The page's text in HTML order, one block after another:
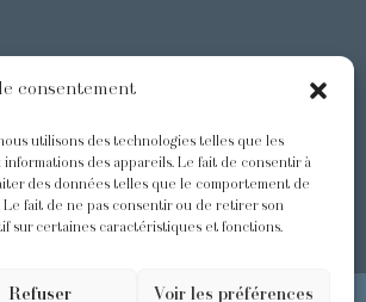
consentement
utilisons des technologies telles que les
des appareils. Le fait de consentir à
des données telles que le comportement de
fait de ne pas consentir ou de retirer son
sur certaines caractéristiques et fonctions.
Refuser Voir les préférences